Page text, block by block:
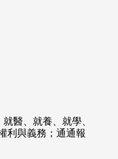
醫、就養、就學、
利與義務；通通報